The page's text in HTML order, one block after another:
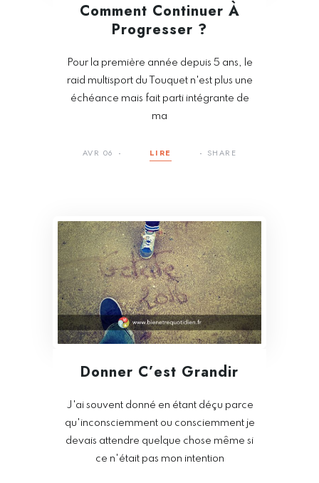
Comment Continuer À
Progresser ?
Pour la première année depuis 5 ans, le
raid multisport du Touquet n'est plus une
échéance mais fait parti intégrante de
ma
AVR 06 LIRE SHARE
Donner C’est Grandir
J'ai souvent donné en étant déçu parce
qu'inconsciemment ou consciemment je
devais attendre quelque chose même si
ce n'était pas mon intention